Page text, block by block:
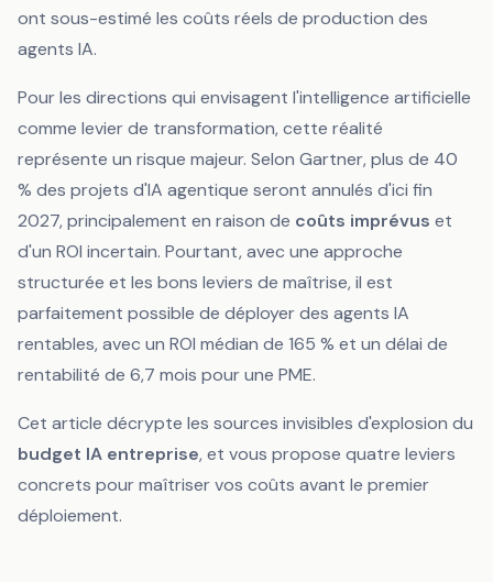
ont sous-estimé les coûts réels de production des
agents IA.
Pour les directions qui envisagent l'intelligence artificielle
comme levier de transformation, cette réalité
représente un risque majeur. Selon Gartner, plus de 40
% des projets d'IA agentique seront annulés d'ici fin
2027, principalement en raison de coûts imprévus et
d'un ROI incertain. Pourtant, avec une approche
structurée et les bons leviers de maîtrise, il est
parfaitement possible de déployer des agents IA
rentables, avec un ROI médian de 165 % et un délai de
rentabilité de 6,7 mois pour une PME.
Cet article décrypte les sources invisibles d'explosion du
budget IA entreprise, et vous propose quatre leviers
concrets pour maîtriser vos coûts avant le premier
déploiement.